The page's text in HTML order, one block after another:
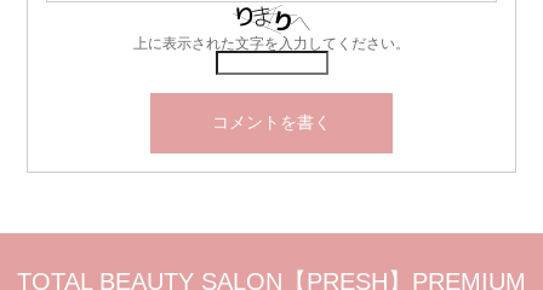
上に表示された文字を入力してください。
TOTAL BEAUTY SALON【PRESH】PREMIUM